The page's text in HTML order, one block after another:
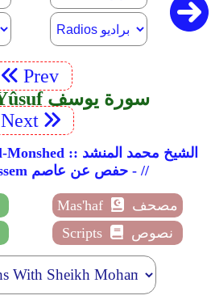
Prev
12. Surah Yûsuf سورة يوسف
Next
Sheikh Mohammad Al-Monshed :: الشيخ محمد المنشد
// - Hafs for Assem حفص عن عاصم - //
Mas'haf
مصحف
Scripts نصوص